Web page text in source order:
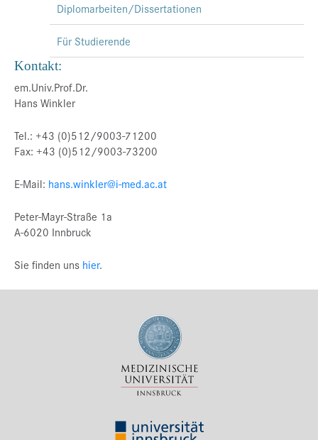
Diplomarbeiten/Dissertationen
Für Studierende
Kontakt:
em.Univ.Prof.Dr.
Hans Winkler
Tel.: +43 (0)512/9003-71200
Fax: +43 (0)512/9003-73200
E-Mail: hans.winkler@i-med.ac.at
Peter-Mayr-Straße 1a
A-6020 Innbruck
Sie finden uns hier.